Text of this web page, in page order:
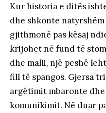
Kur historia e ditës
dhe shkonte
gjithmonë pas kësaj
krijohet në fund të
dhe malli, një peshë
fill të spangos. Gjersa
argëtimit mbaronte
komunikimit. Në duar